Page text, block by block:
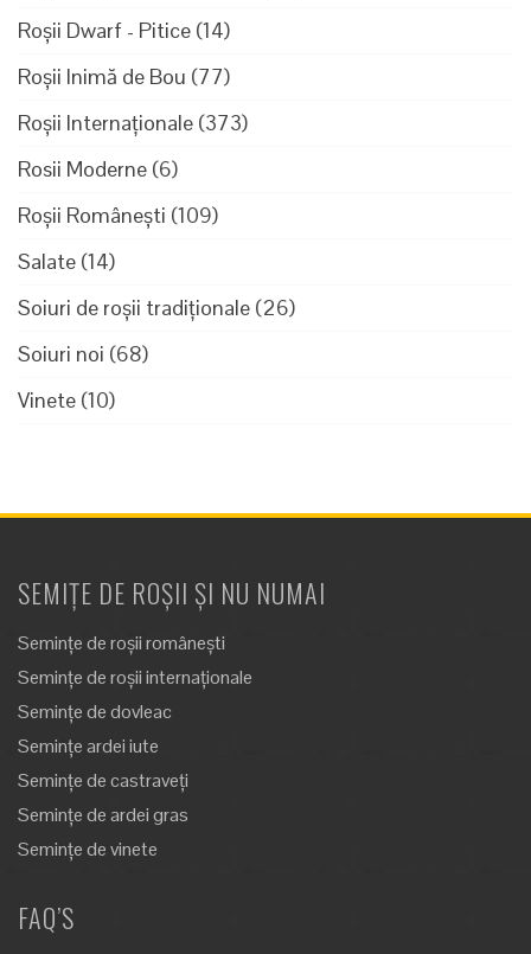
Roșii Dwarf - Pitice (14)
Roșii Inimă de Bou (77)
Roșii Internaționale (373)
Rosii Moderne (6)
Roșii Românești (109)
Salate (14)
Soiuri de roșii tradiționale (26)
Soiuri noi (68)
Vinete (10)
SEMIȚE DE ROȘII ȘI NU NUMAI
Semințe de roșii românești
Semințe de roșii internaționale
Semințe de dovleac
Semințe ardei iute
Semințe de castraveți
Semințe de ardei gras
Semințe de vinete
FAQ’S